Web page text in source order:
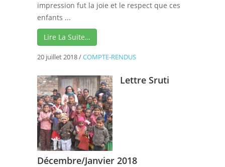
impression fut la joie et le respect que ces
enfants ...
Lire La Suite…
20 juillet 2018/COMPTE-RENDUS
Lettre Sruti
Décembre/Janvier 2018